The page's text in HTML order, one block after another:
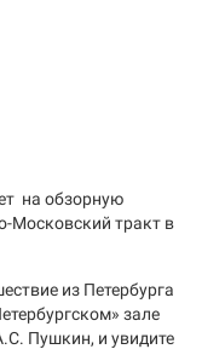
на обзорную
Московский тракт в
из Петербурга
зале
Пушкин, и увидите